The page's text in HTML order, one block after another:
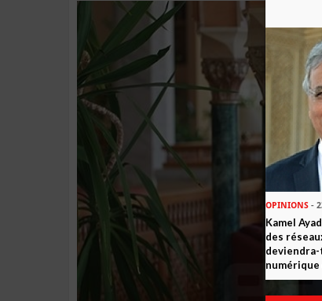
OPINIONS -
Kamel
des
numérique